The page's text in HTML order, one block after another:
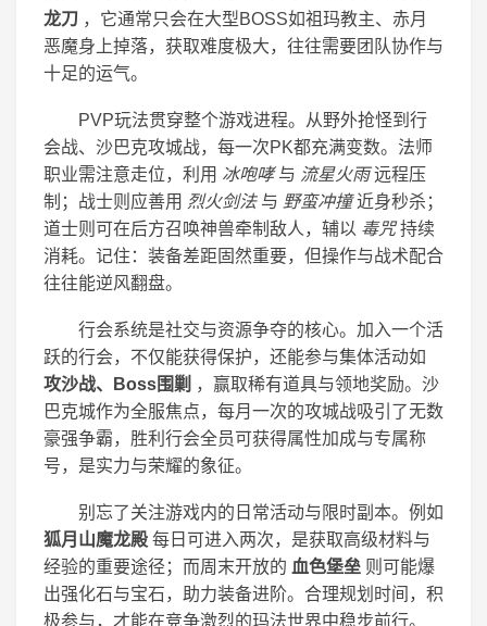
龙刀 ，它通常只会在大型BOSS如祖玛教主、赤月
恶魔身上掉落，获取难度极大，往往需要团队协作与
十足的运气。
PVP玩法贯穿整个游戏进程。从野外抢怪到行
会战、沙巴克攻城战，每一次PK都充满变数。法师
职业需注意走位，利用 冰咆哮与 流星火雨远程压
制；战士则应善用 烈火剑法 与 野蛮冲撞近身秒杀；
道士则可在后方召唤神兽牵制敌人，辅以 毒咒持续
消耗。记住：装备差距固然重要，但操作与战术配合
往往能逆风翻盘。
行会系统是社交与资源争夺的核心。加入一个活
跃的行会，不仅能获得保护，还能参与集体活动如
攻沙战、Boss围剿 ，赢取稀有道具与领地奖励。沙
巴克城作为全服焦点，每月一次的攻城战吸引了无数
豪强争霸，胜利行会全员可获得属性加成与专属称
号，是实力与荣耀的象征。
别忘了关注游戏内的日常活动与限时副本。例如
狐月山魔龙殿 每日可进入两次，是获取高级材料与
经验的重要途径；而周末开放的 血色堡垒 则可能爆
出强化石与宝石，助力装备进阶。合理规划时间，积
极参与，才能在竞争激烈的玛法世界中稳步前行。